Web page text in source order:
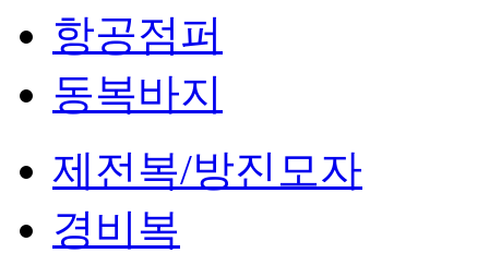
항공점퍼
동복바지
제전복/방진모자
경비복